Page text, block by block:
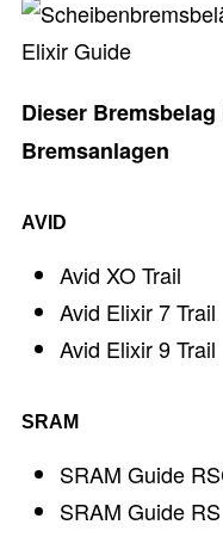
Dieser
Bremsanlagen
AVID
Avid XO Trail
Avid Elixir 7 Trail
Avid Elixir 9 Trail
SRAM
SRAM Guide
SRAM Guide RS